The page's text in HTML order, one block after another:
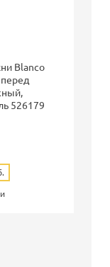
Blanco
526179